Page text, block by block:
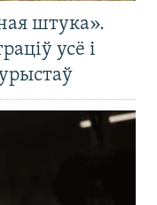
штука».
усё і